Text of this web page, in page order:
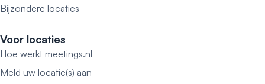
Bijzondere locaties
Voor locaties
Hoe werkt meetings.nl
Meld uw locatie(s) aan